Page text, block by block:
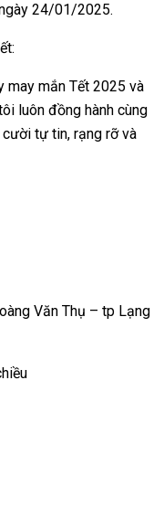
24/01/2025.
may mắn Tết 2025 và
luôn đồng hành cùng
tự tin, rạng rỡ và
Văn Thụ – tp Lạng